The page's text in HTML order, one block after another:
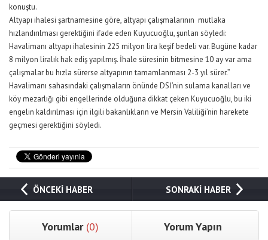
konuştu.
Altyapı ihalesi şartnamesine göre, altyapı çalışmalarının mutlaka
hızlandırılması gerektiğini ifade eden Kuyucuoğlu, şunları söyledi:
Havalimanı altyapı ihalesinin 225 milyon lira keşif bedeli var. Bugüne kadar
8 milyon liralık hak ediş yapılmış. İhale süresinin bitmesine 10 ay var ama
çalışmalar bu hızla sürerse altyapının tamamlanması 2-3 yıl sürer.”
Havalimanı sahasındaki çalışmaların önünde DSİ’nin sulama kanalları ve
köy mezarlığı gibi engellerinde olduğuna dikkat çeken Kuyucuoğlu, bu iki
engelin kaldırılması için ilgili bakanlıkların ve Mersin Valiliği’nin harekete
geçmesi gerektiğini söyledi.
ÖNCEKİ HABER SONRAKİ HABER
Yorumlar (0) Yorum Yapın